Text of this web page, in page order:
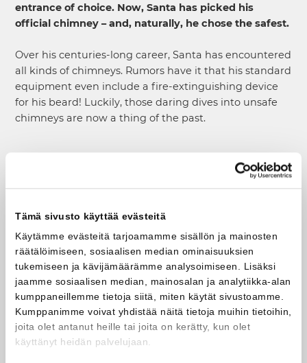
Tämä sivusto käyttää evästeitä
Käytämme evästeitä tarjoamamme sisällön ja mainosten
räätälöimiseen, sosiaalisen median ominaisuuksien
tukemiseen ja kävijämäärämme analysoimiseen. Lisäksi
jaamme sosiaalisen median, mainosalan ja analytiikka-alan
kumppaneillemme tietoja siitä, miten käytät sivustoamme.
Kumppanimme voivat yhdistää näitä tietoja muihin tietoihin,
joita olet antanut heille tai joita on kerätty, kun olet
käyttänyt heidän palvelujaan.
entrance of choice. Now, Santa has picked his
official chimney – and, naturally, he chose the safest.
Over his centuries-long career, Santa has encountered
all kinds of chimneys. Rumors have it that his standard
equipment even include a fire-extinguishing device
for his beard! Luckily, those daring dives into unsafe
chimneys are now a thing of the past.
Reliable and
Born In
Finland –
Just Like
Santa!
Santa's concern for
chimney safety is not
only for himself but for